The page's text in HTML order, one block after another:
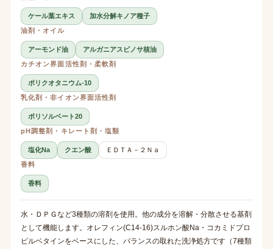
ケール葉エキス
加水分解キノア種子
油剤・オイル
アーモンド油
アルガニアスピノサ核油
カチオン界面活性剤・柔軟剤
ポリクオタニウム-10
乳化剤・非イオン界面活性剤
ポリソルベート20
pH調整剤・キレート剤・塩類
塩化Na クエン酸
ＥＤＴＡ－２Ｎａ
香料
香料
水・ＤＰＧなど3種類の溶剤を使用。他の成分を溶解・分散させる基剤
として機能します。オレフィン(C14-16)スルホン酸Na・コカミドプロ
ピルベタインをベースにした、バランスの取れた洗浄処方です（7種類